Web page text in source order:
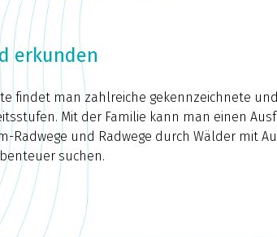
erkunden
findet man zahlreiche gekennzeichnete
Mit der Familie kann man einen
Radwege und Radwege durch Wälder mit
suchen.